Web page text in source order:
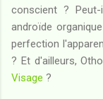
conscient ?
androïde
perfection
? Et d'ailleurs,
Visage ?